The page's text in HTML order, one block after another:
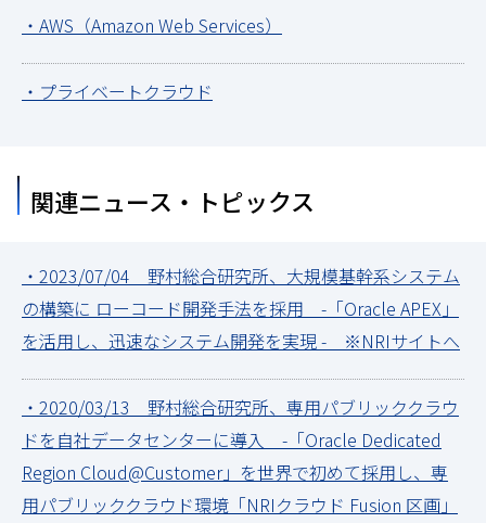
・AWS（Amazon Web Services）
・プライベートクラウド
関連ニュース・トピックス
・2023/07/04 野村総合研究所、大規模基幹系システム
の構築に ローコード開発手法を採用 -「Oracle APEX」
を活用し、迅速なシステム開発を実現 - ※NRIサイトへ
・2020/03/13 野村総合研究所、専用パブリッククラウ
ドを自社データセンターに導入 -「Oracle Dedicated
Region Cloud@Customer」を世界で初めて採用し、専
用パブリッククラウド環境「NRIクラウド Fusion 区画」